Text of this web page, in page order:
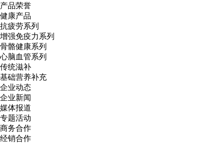
产品荣誉
健康产品
抗疲劳系列
增强免疫力系列
骨骼健康系列
心脑血管系列
传统滋补
基础营养补充
企业动态
企业新闻
媒体报道
专题活动
商务合作
经销合作